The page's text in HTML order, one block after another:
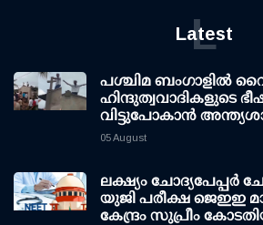
Latest
L
പശ്ചിമ ബംഗാളിൽ
ഹിന്ദുത്വവാദികളുടെ
വിട്ടുപോകാൻ
05 August
ലക്ഷ്യം ചോദ്യപേപ്പര്‍
യുജി പരീക്ഷ ജെഇഇ
കേന്ദ്രം സുപ്രീം